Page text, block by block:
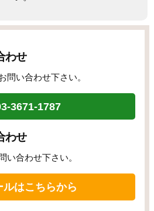
わせ
問い合わせ下さい。
3671-1787
わせ
い合わせ下さい。
はこちらから